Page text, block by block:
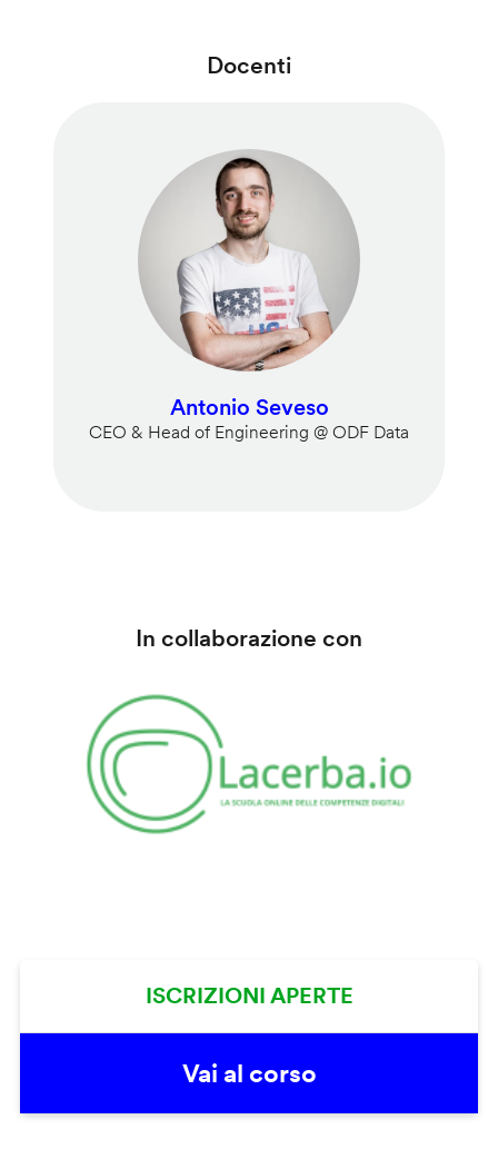
Docenti
Antonio Seveso
CEO & Head of Engineering @ ODF Data
In collaborazione con
ISCRIZIONI APERTE
Vai al corso